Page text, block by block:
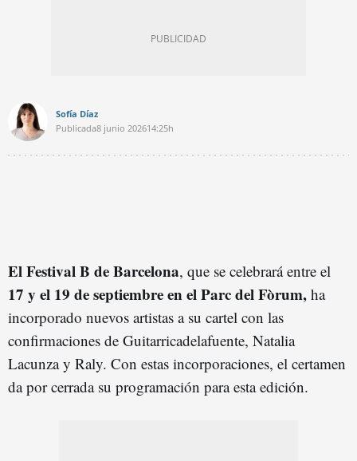
Sofía Díaz
Publicada8 junio 202614:25h
El Festival B de Barcelona, que se celebrará entre el
17 y el 19 de septiembre en el Parc del Fòrum, ha
incorporado nuevos artistas a su cartel con las
confirmaciones de Guitarricadelafuente, Natalia
Lacunza y Raly. Con estas incorporaciones, el certamen
da por cerrada su programación para esta edición.